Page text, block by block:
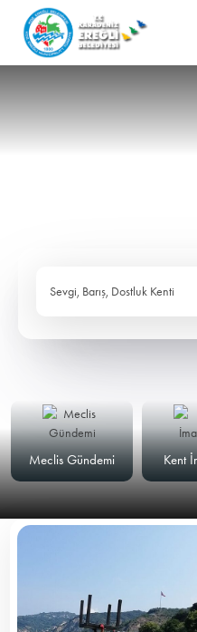
Sevgi, Barış, Dostluk Kenti
Meclis Gündemi
Kent